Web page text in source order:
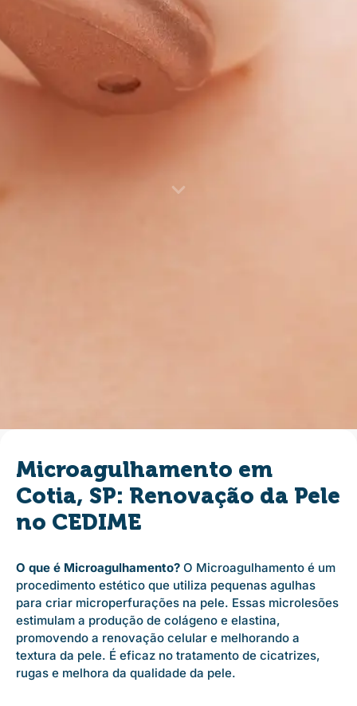
Microagulhamento em
Cotia, SP: Renovação da Pele
no CEDIME
O que é Microagulhamento? O Microagulhamento é um
procedimento estético que utiliza pequenas agulhas
para criar microperfurações na pele. Essas microlesões
estimulam a produção de colágeno e elastina,
promovendo a renovação celular e melhorando a
textura da pele. É eficaz no tratamento de cicatrizes,
rugas e melhora da qualidade da pele.